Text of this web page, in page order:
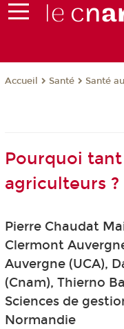
Accueil Santé Santé
Pourquoi
agriculteurs ?
Pierre Chaudat
Clermont
Auvergne (UCA),
(Cnam), Thierno
Sciences de
Normandie